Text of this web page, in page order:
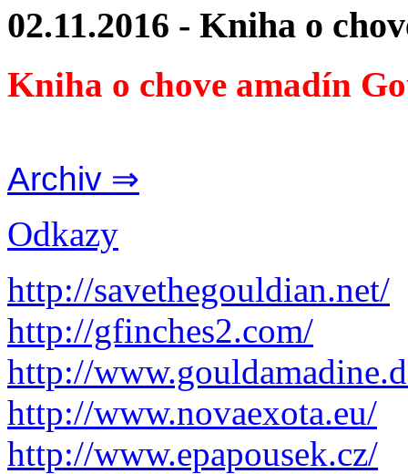
02.11.2016 - Kniha o
Kniha o chove amadín
Archiv ⇒
Odkazy
http://savethegouldian.net/
http://gfinches2.com/
http://
http://www.novaexota.eu/
http://www.epapousek.cz/